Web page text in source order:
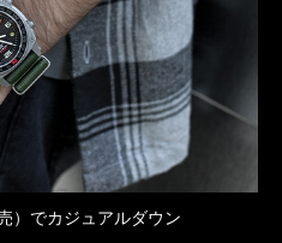
）でカジュアルダウン